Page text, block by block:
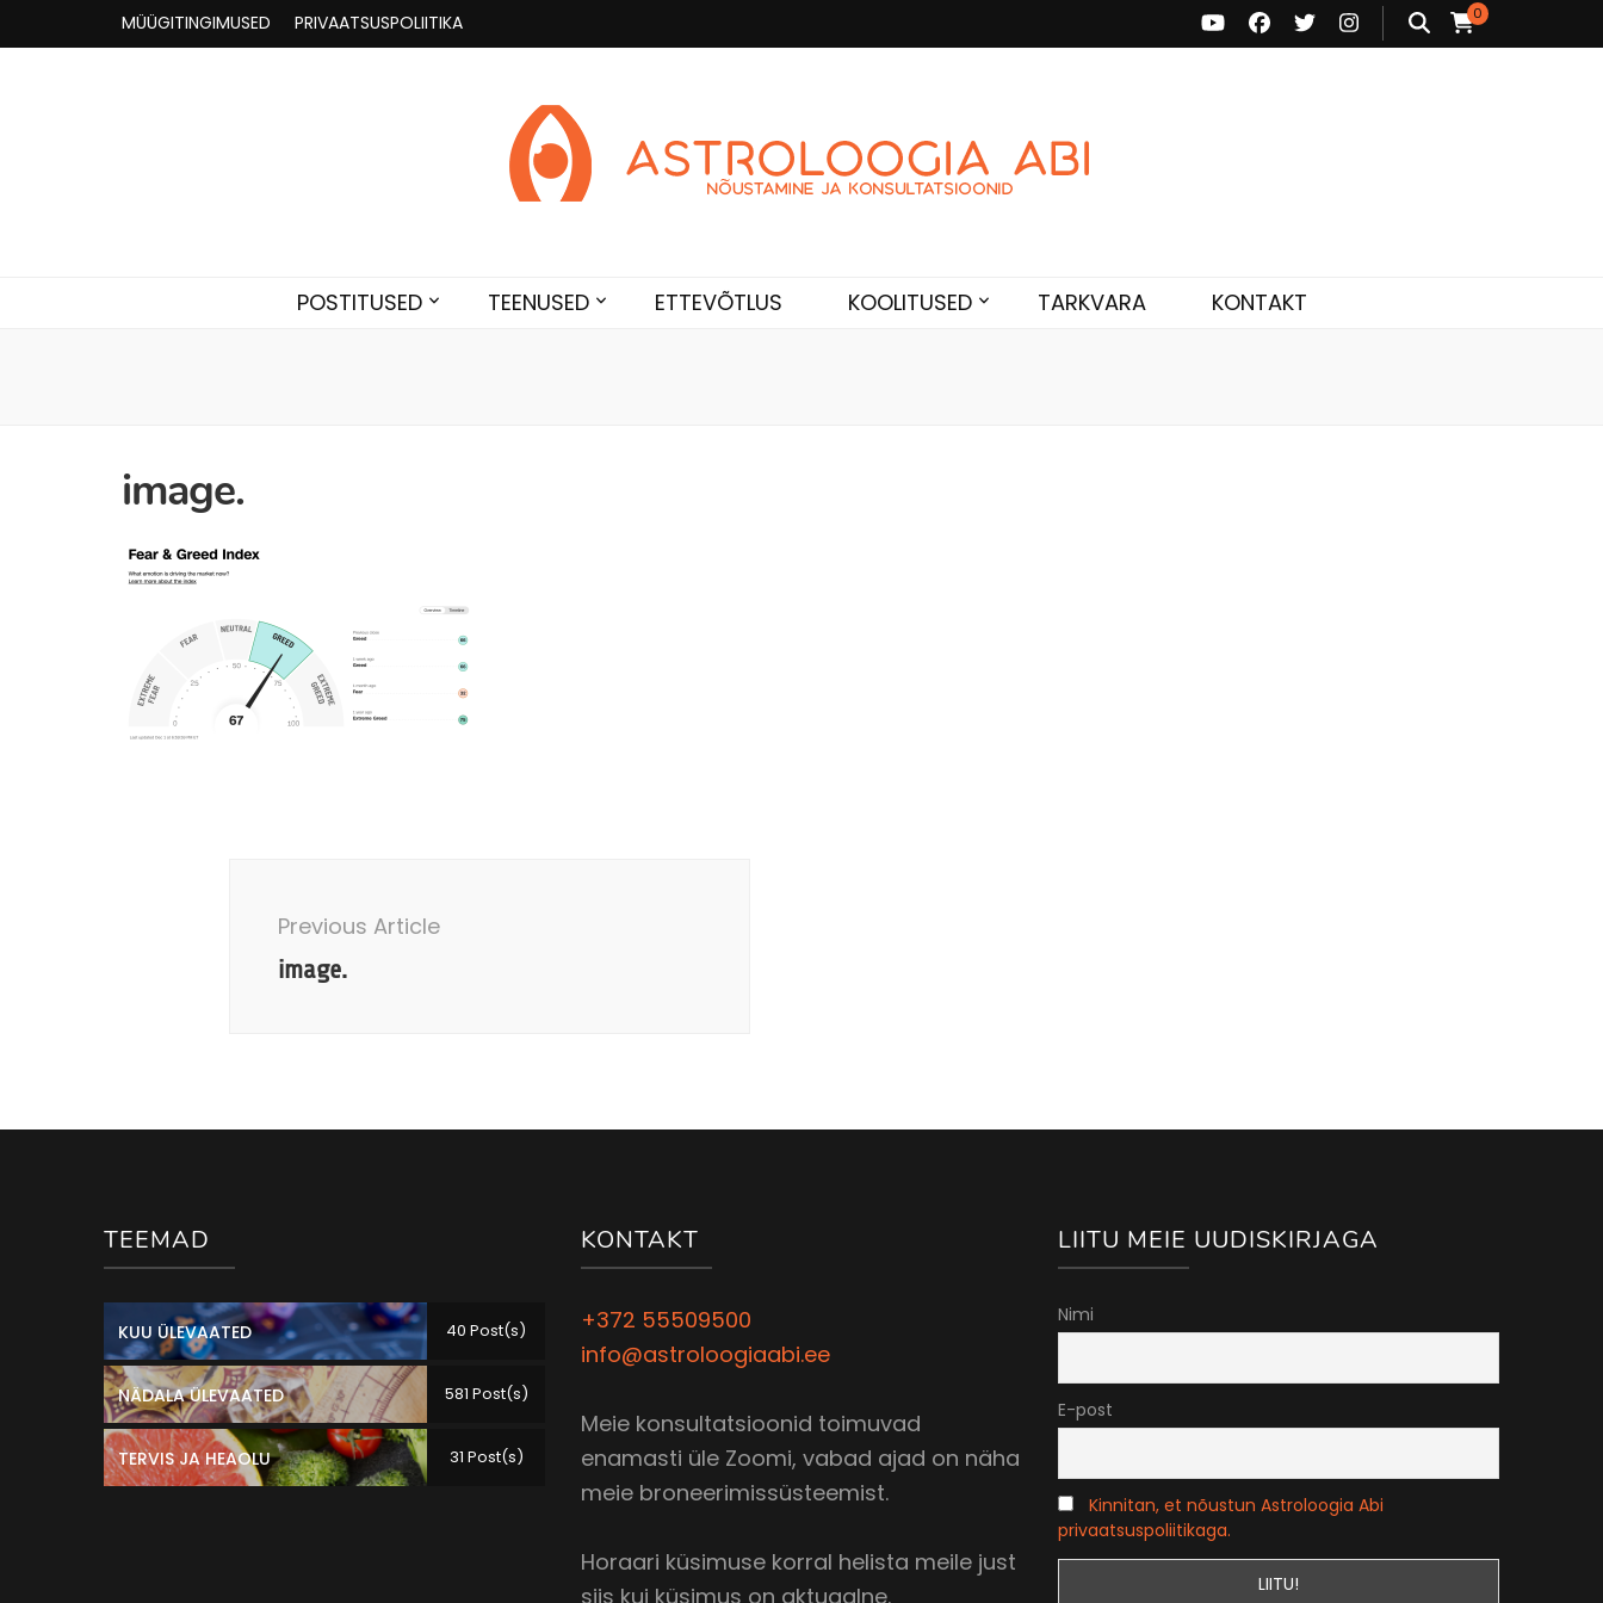
MÜÜGITINGIMUSED PRIVAATSUSPOLIITIKA 0
POSTITUSED TEENUSED ETTEVÕTLUS KOOLITUSED TARKVARA KONTAKT
image.
Navigation
Previous Article
image.
TEEMAD
KUU ÜLEVAATED 40 Post(s)
NÄDALA ÜLEVAATED 581 Post(s)
TERVIS JA HEAOLU 31 Post(s)
KONTAKT
+372 55509500
info@astroloogiaabi.ee
Meie konsultatsioonid toimuvad
enamasti üle Zoomi, vabad ajad on näha
meie broneerimissüsteemist.
Horaari küsimuse korral helista meile just
siis kui küsimus on aktuaalne.
LIITU MEIE UUDISKIRJAGA
Nimi
E-post
Kinnitan, et nõustun Astroloogia Abi
privaatsuspoliitikaga.